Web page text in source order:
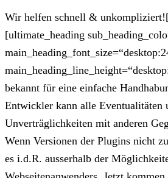
Wir helfen schnell &
[ultimate_heading
bekannt für eine einfache
Entwickler kann alle Eventualitäten
Unverträglichkeiten mit anderen
Wenn Versionen der Plugins nicht
es i.d.R. ausserhalb der